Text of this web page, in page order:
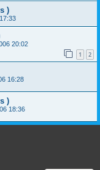
)
20:02
1 2
16:28
)
18:36